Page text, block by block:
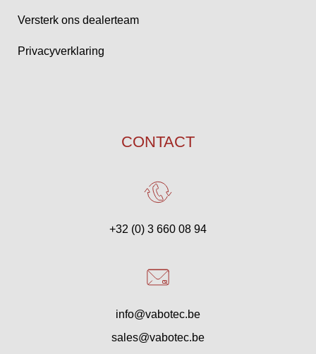
Versterk ons dealerteam
Privacyverklaring
CONTACT
+32 (0) 3 660 08 94
info@vabotec.be
sales@vabotec.be